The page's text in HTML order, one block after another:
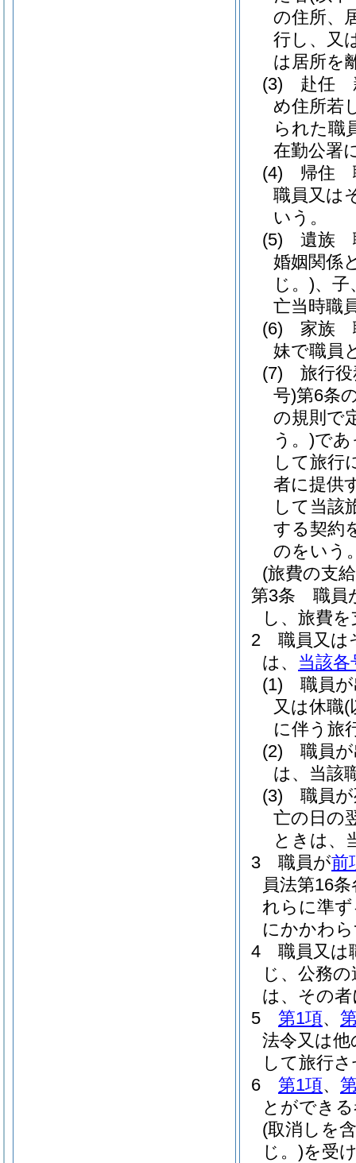
の住所、
行し、又
は居所を
(3)
赴任
め住所若
られた職
在勤公署
(4)
帰住
職員又は
いう。
(5)
遺族
婚姻関係
じ。)、子
亡当時職
(6)
家族
妹で職員
(7)
旅行
号)第6条
の規則で
う。)であ
して旅行
者に提供
して当該
する契約
のをいう
(旅費の支
第3条
職員
し、旅費
2
職員又は
は、 当該各
(1)
職員
又は休職(
に伴う旅
(2)
職員
は、当該
(3)
職員
亡の日の
ときは、
3
職員が前
員法第16
れらに準
にかかわ
4
職員又は
じ、公務
は、その
5
第1項、
法令又は
して旅行
6
第1項、
とができ
(取消しを
じ。)を受